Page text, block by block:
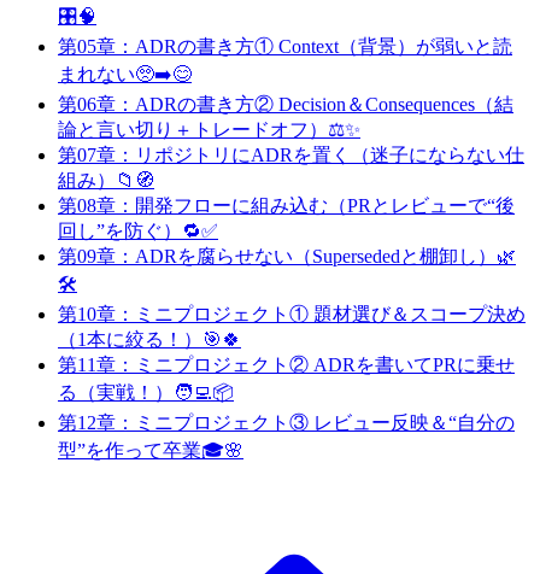
🎛️🧠
第05章：ADRの書き方① Context（背景）が弱いと読
まれない🥺➡️😊
第06章：ADRの書き方② Decision＆Consequences（結
論と言い切り＋トレードオフ）⚖️✨
第07章：リポジトリにADRを置く（迷子にならない仕
組み）📁🧭
第08章：開発フローに組み込む（PRとレビューで“後
回し”を防ぐ）🔁✅
第09章：ADRを腐らせない（Supersededと棚卸し）🌿
🛠️
第10章：ミニプロジェクト① 題材選び＆スコープ決め
（1本に絞る！）🎯🍀
第11章：ミニプロジェクト② ADRを書いてPRに乗せ
る（実戦！）🧑‍💻📦
第12章：ミニプロジェクト③ レビュー反映＆“自分の
型”を作って卒業🎓🌸